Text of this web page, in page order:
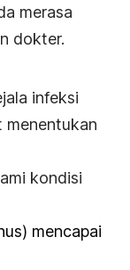
merasa
dokter.
infeksi
menentukan
kondisi
mencapai